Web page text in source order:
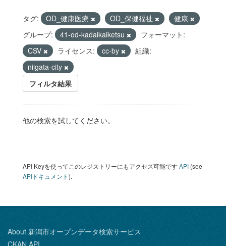
タグ: OD_健康医療 OD_保健福祉
健康
グループ:
41-od-kadaikaiketsu
フォーマット:
CSV
ライセンス: cc-by
組織:
niigata-city
フィルタ結果
他の検索を試してください。
API Keyを使ってこのレジストリーにもアクセス可能ですAPI (see
APIドキュメント).
About 新潟市オープンデータ検索サービス
CKAN API